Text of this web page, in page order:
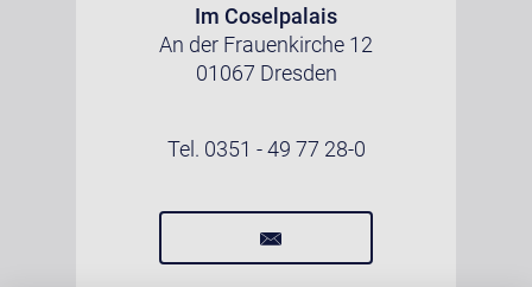
Im Coselpalais
An der Frauenkirche 12
01067 Dresden
Tel. 0351 - 49 77 28-0